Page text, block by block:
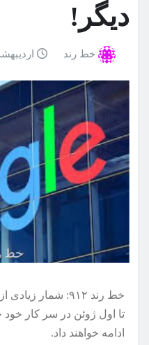
دیگر!
خط رند اردیبهشت ۱۲,
خط رند ۹۱۲: شمار
تا اول ژوئن در سر کار خود
ادامه خواهند داد.